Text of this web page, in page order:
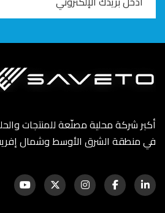
Address
أكبر شركة محلية مصنّعة للمنتجات
في منطقة الشرق الأوسط وشمال